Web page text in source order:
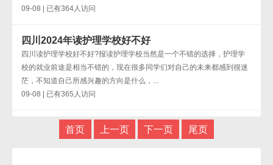
09-08 | 已有364人访问
四川2024年读护理学校好不好
四川读护理学校好不好?报读护理学校当然是一个不错的选择，护理学
校的就业前途是相当不错的，现在很多同学们对自己的未来都感到很迷
茫，不知道自己所感兴趣的方向是什么，...
09-08 | 已有365人访问
首页 上一页 下一页 尾页